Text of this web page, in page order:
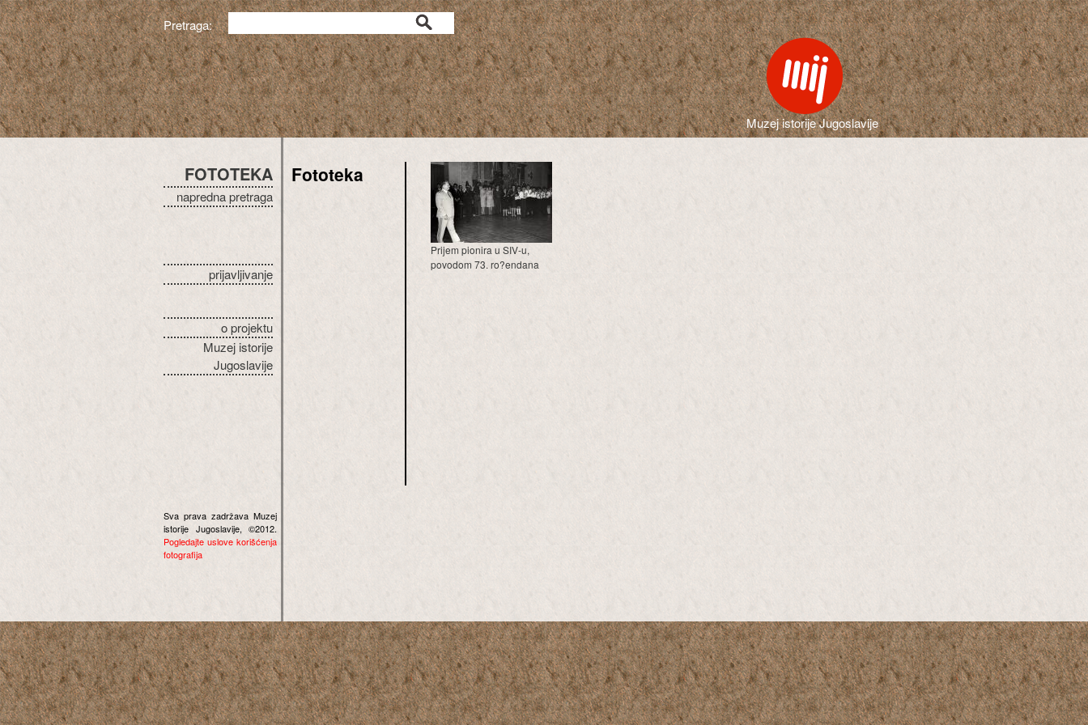
Pretraga:
Muzej istorije Jugoslavije
FOTOTEKA
napredna pretraga
prijavljivanje
o projektu
Muzej istorije
Jugoslavije
Sva prava zadržava Muzej
istorije Jugoslavije, ©2012.
Pogledajte uslove korišćenja
fotografija
Fototeka
Prijem pionira u SIV-u,
povodom 73. ro?endana